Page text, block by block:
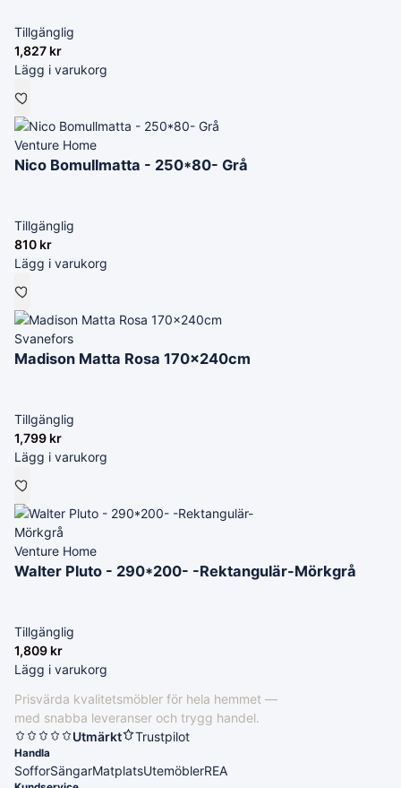
Tillgänglig
1,827 kr
Lägg i varukorg
Venture Home
Nico Bomullmatta - 250*80- Grå
Tillgänglig
810 kr
Lägg i varukorg
Svanefors
Madison Matta Rosa 170x240cm
Tillgänglig
1,799 kr
Lägg i varukorg
Venture Home
Walter Pluto - 290*200- -Rektangulär-Mörkgrå
Tillgänglig
1,809 kr
Lägg i varukorg
Prisvärda kvalitetsmöbler för hela hemmet —
med snabba leveranser och trygg handel.
Utmärkt
Trustpilot
Handla
SofforSängarMatplatsUtemöblerREA